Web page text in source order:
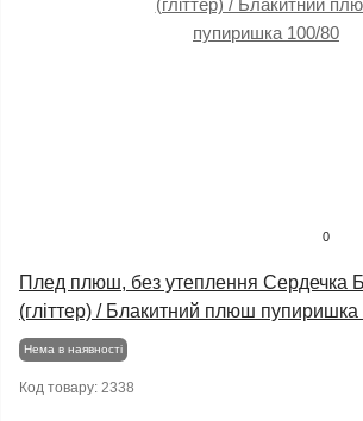
0
Плед плюш, без утеплення Сердечка
(гліттер) / Блакитний плюш
Нема в наявності
Код товару: 2338